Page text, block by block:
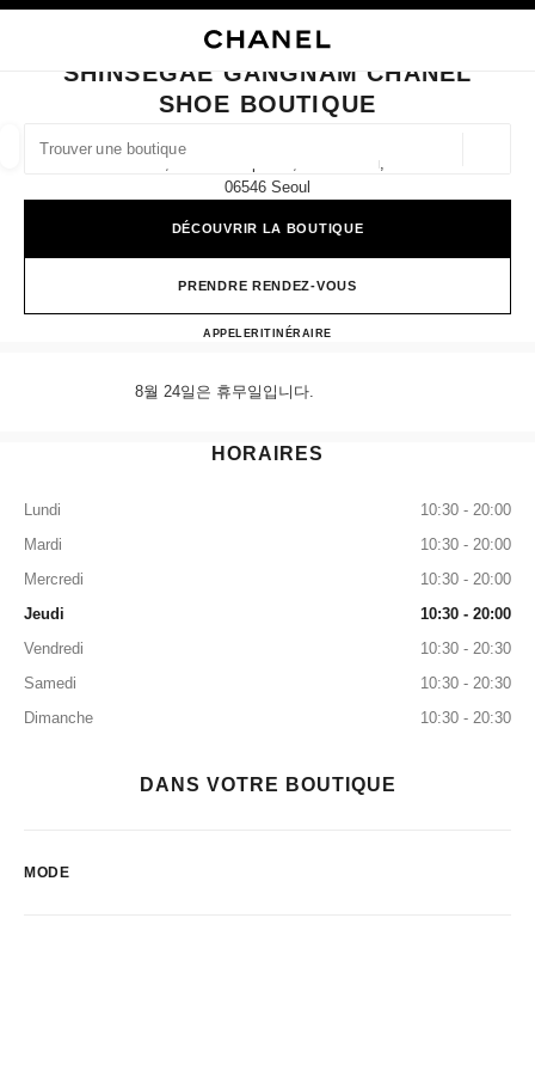
TROUVER UNE BOUTIQUE
Les suggestions sont affichées sous cette barre de recherche
0 suggestions disponibles
FERMER LA FICHE BOUTIQUE SHINSEGAE GANGNAM CHANEL SHOE
SHINSEGAE GANGNAM CHANEL
SHOE BOUTIQUE
4f, 176 Sinbanpo-Ro, Seocho-Gu,
06546 Seoul
DÉCOUVRIR LA BOUTIQUE
PRENDRE RENDEZ-VOUS
APPELER+82 80 805 9628
ITINÉRAIREShinsegae Gangnam
8월 24일은 휴무일입니다.
HORAIRES
Lundi
10:30 - 20:00
Mardi
10:30 - 20:00
Mercredi
10:30 - 20:00
Jeudi
10:30 - 20:00
Vendredi
10:30 - 20:30
Samedi
10:30 - 20:30
Dimanche
10:30 - 20:30
DANS VOTRE BOUTIQUE
MODE
filtres
filtrer les résultats par :